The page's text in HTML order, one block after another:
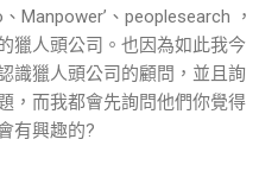
Manpower’、peoplesearch ，
獵人頭公司。也因為如此我今
識獵人頭公司的顧問，並且詢
，而我都會先詢問他們你覺得
有興趣的?